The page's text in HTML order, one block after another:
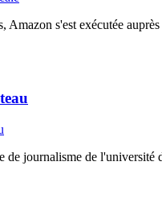
Amazon s'est exécutée
de journalisme de